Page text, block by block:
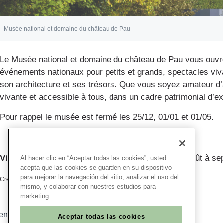
Musée national et domaine du château de Pau
Le Musée national et domaine du château de Pau vous
événements nationaux pour petits et grands, spectacles
son architecture et ses trésors. Que vous soyez amateur
vivante et accessible à tous, dans un cadre patrimonial
Pour rappel le musée est fermé les 25/12, 01/01 et 01/05.
Visite du château :Pas de réservation en ligne d'août à
Crédits photo : Château de Pau / JF Lairez
Texte éditorial (WYSIWYG)
100% sécurisé
Al hacer clic en “Aceptar todas las cookies”, usted
acepta que las cookies se guarden en su dispositivo
para mejorar la navegación del sitio, analizar el uso del
mismo, y colaborar con nuestros estudios para
marketing.
Aceptar todas las cookies